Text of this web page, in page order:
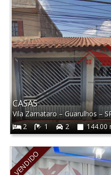
CASAS
Vila Zamataro –Guarulhos–
2
1 2 144.00
VENDIDO